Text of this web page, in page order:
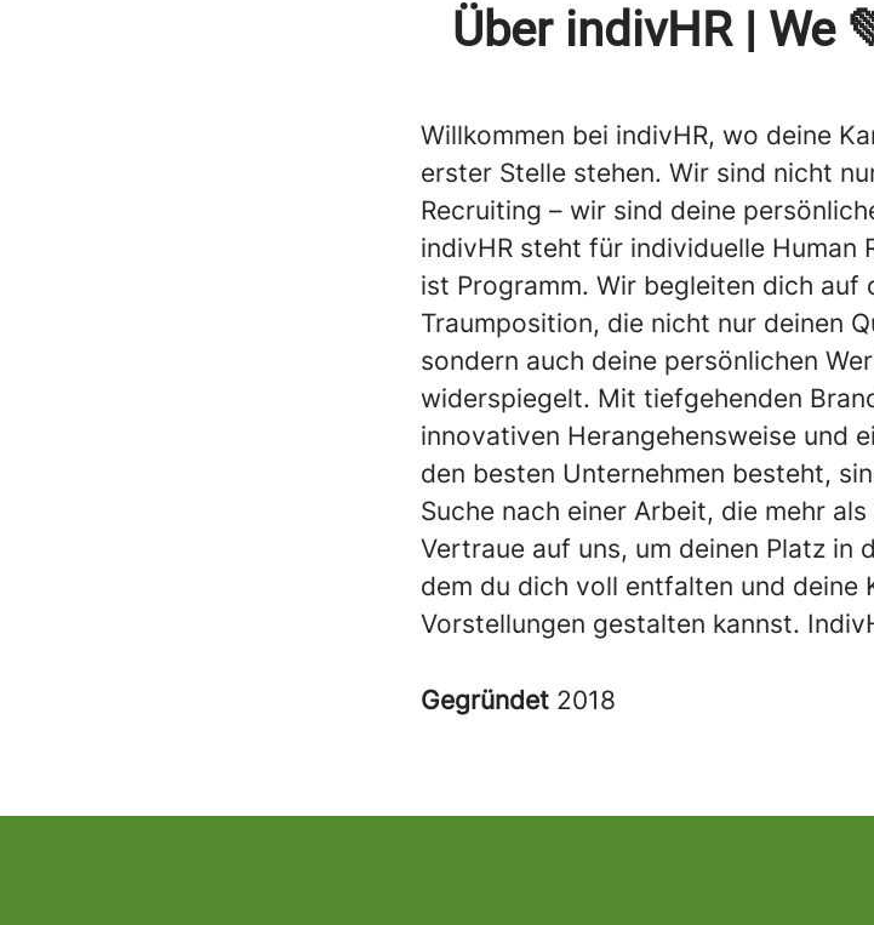
Über indivHR | We
Willkommen bei indivHR, wo deine
erster Stelle stehen. Wir sind nicht
Recruiting – wir sind deine
indivHR steht für individuelle Human
ist Programm. Wir begleiten dich auf
Traumposition, die nicht nur deinen
sondern auch deine persönlichen
widerspiegelt. Mit tiefgehenden
innovativen Herangehensweise und
den besten Unternehmen besteht,
Suche nach einer Arbeit, die mehr
Vertraue auf uns, um deinen Platz in
dem du dich voll entfalten und deine
Vorstellungen gestalten kannst.
Gegründet 2018